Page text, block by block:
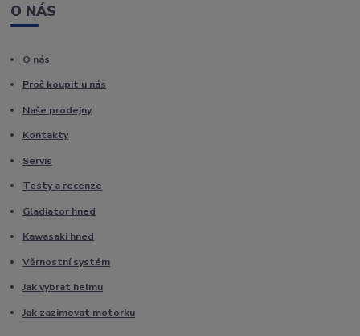
O NÁS
O nás
Proč koupit u nás
Naše prodejny
Kontakty
Servis
Testy a recenze
Gladiator hned
Kawasaki hned
Věrnostní systém
Jak vybrat helmu
Jak zazimovat motorku